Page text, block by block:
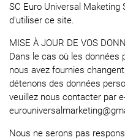
SC Euro Universal Maketing
d'utiliser ce site.
MISE À JOUR DE VOS
Dans le cas où les données
nous avez fournies
détenons des données
veuillez nous contacter par
Nous ne serons pas